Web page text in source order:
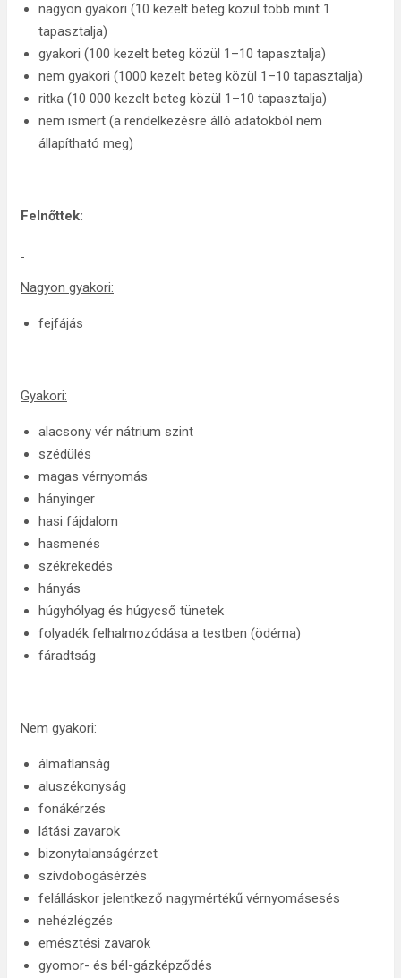
nagyon gyakori (10 kezelt beteg közül több mint 1
tapasztalja)
gyakori (100 kezelt beteg közül 1–10 tapasztalja)
nem gyakori (1000 kezelt beteg közül 1–10 tapasztalja)
ritka (10 000 kezelt beteg közül 1–10 tapasztalja)
nem ismert (a rendelkezésre álló adatokból nem
állapítható meg)
Felnőttek:
Nagyon gyakori:
fejfájás
Gyakori:
alacsony vér nátrium szint
szédülés
magas vérnyomás
hányinger
hasi fájdalom
hasmenés
székrekedés
hányás
húgyhólyag és húgycső tünetek
folyadék felhalmozódása a testben (ödéma)
fáradtság
Nem gyakori:
álmatlanság
aluszékonyság
fonákérzés
látási zavarok
bizonytalanságérzet
szívdobogásérzés
felálláskor jelentkező nagymértékű vérnyomásesés
nehézlégzés
emésztési zavarok
gyomor- és bél-gázképződés